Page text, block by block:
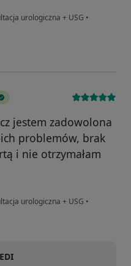
urologiczna + USG •
jestem zadowolona
problemów, brak
i nie otrzymałam
urologiczna + USG •